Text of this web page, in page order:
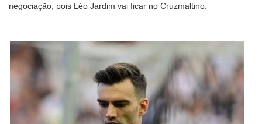
negociação, pois Léo Jardim vai ficar no Cruzmaltino.